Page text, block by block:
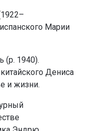
Марии
(р. 1940).
Дениса
и жизни.